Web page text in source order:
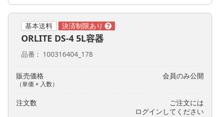
基本送料
ORLITE DS-4 5L容器
品番 100316404_178
販売価格
（単価 × 入数）
会員のみ公開
注文数
ご注文には
ログイン してください